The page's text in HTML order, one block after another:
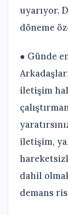
uyarıyor.
döneme
● Günde
iletişim
iletişim,
dahil
demans